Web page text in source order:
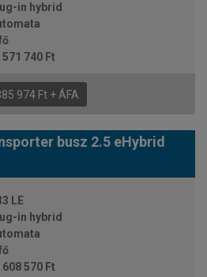
in hybrid
571 740 Ft
974 Ft + ÁFA
busz 2.5 eHybrid
LE
in hybrid
608 570 Ft